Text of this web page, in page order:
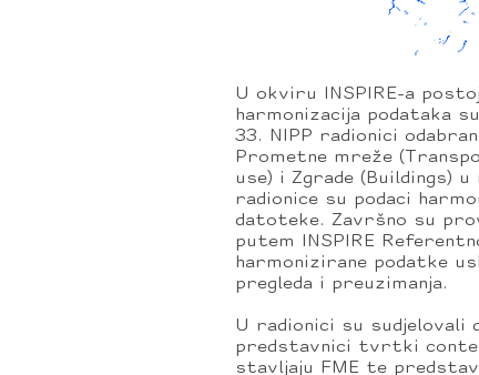
U okviru INSPIRE-a
harmonizacija podataka
33. NIPP radionici
Prometne mreže
use) i Zgrade (Buildings)
radionice su podaci
datoteke. Završno su
putem INSPIRE
harmonizirane podatke
pregleda i preuzimanja.
U radionici su sudjelovali
predstavnici tvrtki
stavljaju FME te